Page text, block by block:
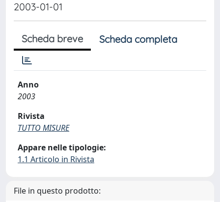
2003-01-01
Scheda breve Scheda completa
Anno
2003
Rivista
TUTTO MISURE
Appare nelle tipologie:
1.1 Articolo in Rivista
File in questo prodotto: